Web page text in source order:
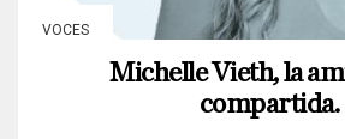
VOCES
Michelle Vieth, la
compartida.